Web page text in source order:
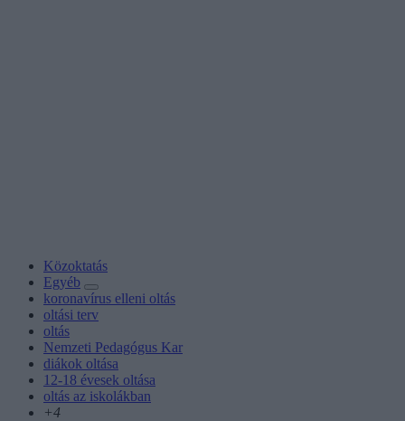
Közoktatás
Egyéb
koronavírus elleni oltás
oltási terv
oltás
Nemzeti Pedagógus Kar
diákok oltása
12-18 évesek oltása
oltás az iskolákban
+4